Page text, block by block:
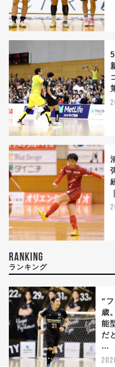
RANKING
ランキング
“
歳
能
だ
…